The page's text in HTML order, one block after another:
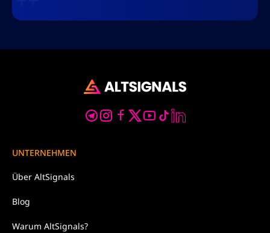
UNTERNEHMEN
Über AltSignals
Blog
Warum AltSignals?